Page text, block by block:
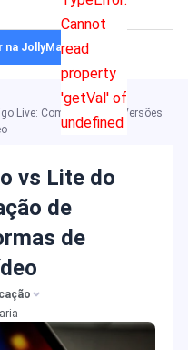
Cannot
read
property
'getVal' of
undefined
na JollyMax
Live: Comparação de Versões
vs Lite do
de
de